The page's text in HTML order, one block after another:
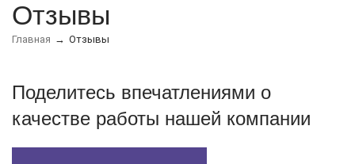
Отзывы
Главная Отзывы
Поделитесь впечатлениями о
качестве работы нашей компании